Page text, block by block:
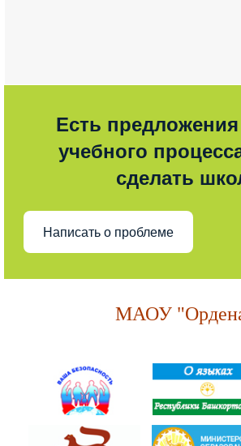
Есть
учебного
сделать
Написать о проблеме
МАОУ